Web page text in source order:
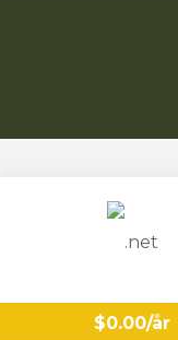
$0.00/år